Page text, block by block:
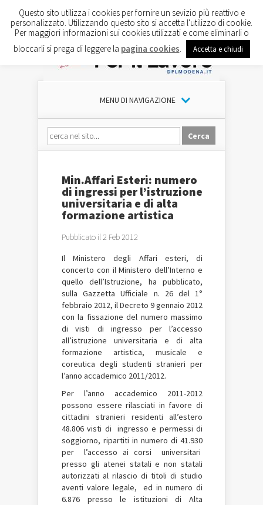
MENU DI NAVIGAZIONE
Min.Affari Esteri: numero
di ingressi per l’istruzione
universitaria e di alta
formazione artistica
Pubblicato il 2 Feb 2012
Il Ministero degli Affari esteri, di
concerto con il Ministero dell’Interno e
quello dell’Istruzione, ha pubblicato,
sulla Gazzetta Ufficiale n. 26 del 1°
febbraio 2012, il Decreto 9 gennaio 2012
con la fissazione del numero massimo
di visti di ingresso per l’accesso
all’istruzione universitaria e di alta
formazione artistica, musicale e
coreutica degli studenti stranieri per
l’anno accademico 2011/2012.
Per l’anno accademico 2011-2012
possono essere rilasciati in favore di
cittadini stranieri residenti all’estero
48.806 visti di ingresso e permessi di
soggiorno, ripartiti in numero di 41.930
per l’accesso ai corsi universitari
presso gli atenei statali e non statali
autorizzati al rilascio di titoli di studio
aventi valore legale, ed in numero di
6.876 presso le istituzioni di Alta
Questo sito utilizza i cookies per fornire un sevizio più reattivo e
personalizzato. Utilizzando questo sito si accetta l'utilizzo di cookie.
Per maggiori informazioni sui cookies utilizzati e come eliminarli o
bloccarli si prega di leggere la pagina cookies Accetta e chiudi